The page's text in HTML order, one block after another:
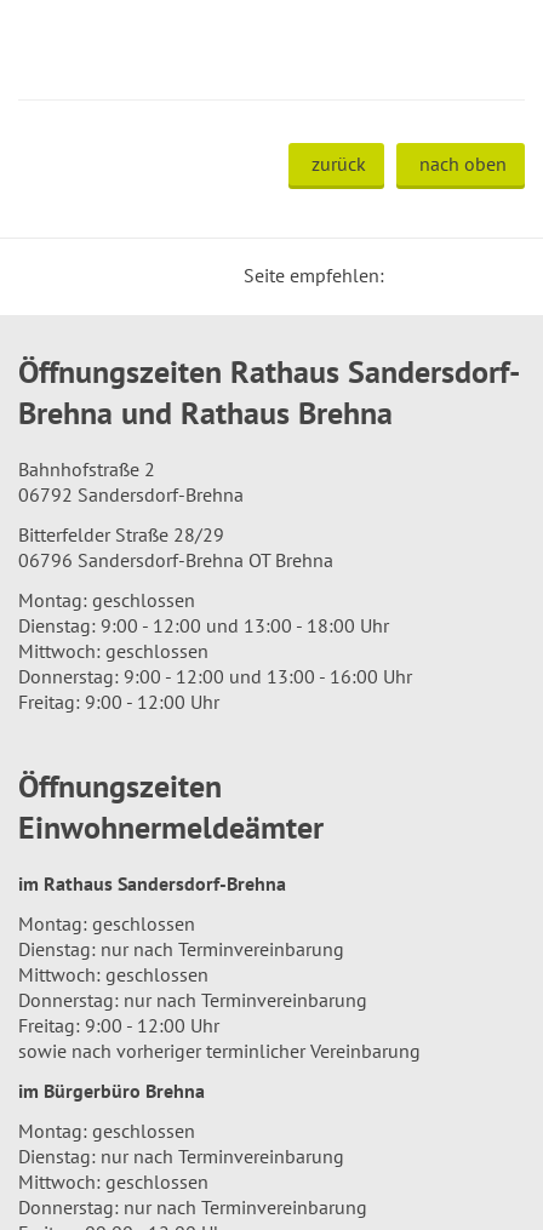
zurück nach oben
Seite empfehlen:
Öffnungszeiten Rathaus Sandersdorf-
Brehna und Rathaus Brehna
Bahnhofstraße 2
06792 Sandersdorf-Brehna
Bitterfelder Straße 28/29
06796 Sandersdorf-Brehna OT Brehna
Montag: geschlossen
Dienstag: 9:00 - 12:00 und 13:00 - 18:00 Uhr
Mittwoch: geschlossen
Donnerstag: 9:00 - 12:00 und 13:00 - 16:00 Uhr
Freitag: 9:00 - 12:00 Uhr
Öffnungszeiten
Einwohnermeldeämter
im Rathaus Sandersdorf-Brehna
Montag: geschlossen
Dienstag: nur nach Terminvereinbarung
Mittwoch: geschlossen
Donnerstag: nur nach Terminvereinbarung
Freitag: 9:00 - 12:00 Uhr
sowie nach vorheriger terminlicher Vereinbarung
im Bürgerbüro Brehna
Montag: geschlossen
Dienstag: nur nach Terminvereinbarung
Mittwoch: geschlossen
Donnerstag: nur nach Terminvereinbarung